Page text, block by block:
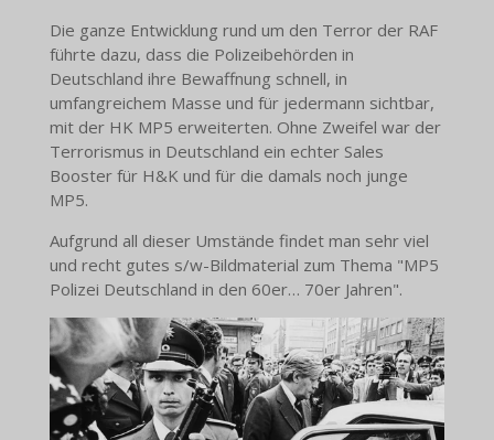
Die ganze Entwicklung rund um den Terror der RAF
führte dazu, dass die Polizeibehörden in
Deutschland ihre Bewaffnung schnell, in
umfangreichem Masse und für jedermann sichtbar,
mit der HK MP5 erweiterten. Ohne Zweifel war der
Terrorismus in Deutschland ein echter Sales
Booster für H&K und für die damals noch junge
MP5.
Aufgrund all dieser Umstände findet man sehr viel
und recht gutes s/w-Bildmaterial zum Thema "MP5
Polizei Deutschland in den 60er… 70er Jahren".